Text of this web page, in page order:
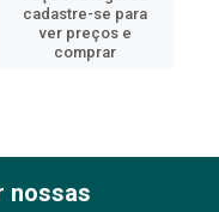
cadastre-se para
ver preços e
comprar
nossas